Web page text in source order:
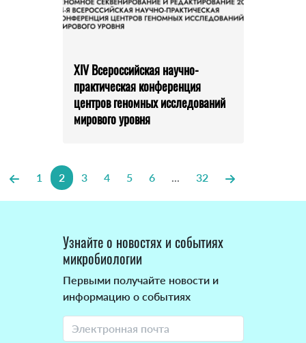
XIV Всероссийская научно-
практическая конференция
центров геномных исследований
мирового уровня
1 2 3 4 5 6 ... 32
Узнайте о новостях и событиях
микробиологии
Первыми получайте новости и
информацию о событиях